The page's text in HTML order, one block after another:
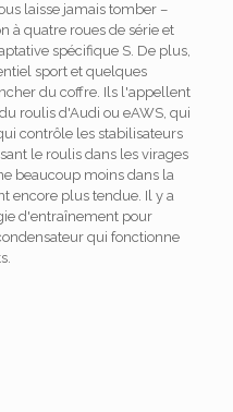
laisse jamais tomber –
à quatre roues de série et
spécifique S. De plus,
sport et quelques
du coffre. Ils l'appellent
roulis d'Audi ou eAWS, qui
contrôle les stabilisateurs
le roulis dans les virages
beaucoup moins dans la
encore plus tendue. Il y a
d'entraînement pour
qui fonctionne